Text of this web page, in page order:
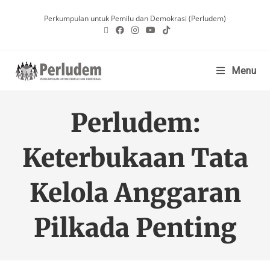
Perkumpulan untuk Pemilu dan Demokrasi (Perludem)
Menu
Perludem:
Keterbukaan Tata
Kelola Anggaran
Pilkada Penting